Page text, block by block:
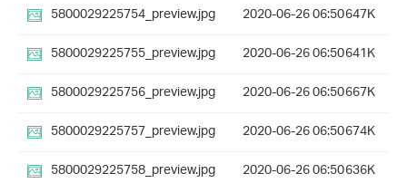
5800029225754_preview.jpg
2020-06-26 06:50647K
5800029225755_preview.jpg
2020-06-26 06:50641K
5800029225756_preview.jpg
2020-06-26 06:50667K
5800029225757_preview.jpg
2020-06-26 06:50674K
5800029225758_preview.jpg
2020-06-26 06:50636K